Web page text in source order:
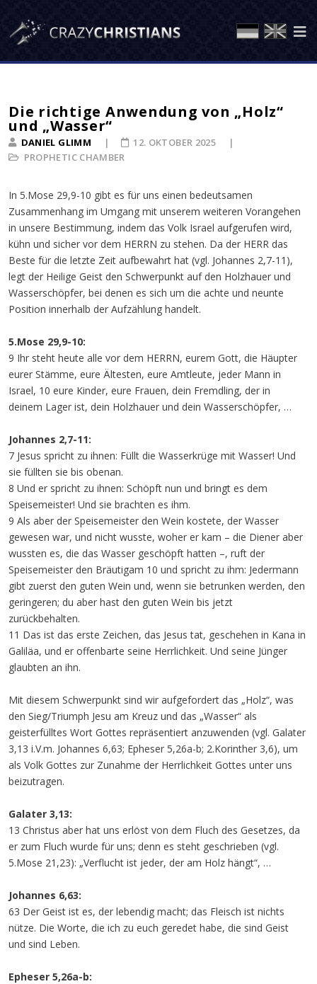
Die richtige Anwendung von „Holz“
und „Wasser“
DANIEL GLIMM
PROPHETIC CHAMBER
12. OKTOBER 2025
In 5.Mose 29,9-10 gibt es für uns einen bedeutsamen
Zusammenhang im Umgang mit unserem weiteren Vorangehen
in unsere Bestimmung, indem das Volk Israel aufgerufen wird,
kühn und sicher vor dem HERRN zu stehen. Da der HERR das
Beste für die letzte Zeit aufbewahrt hat (vgl. Johannes 2,7-11),
legt der Heilige Geist den Schwerpunkt auf den Holzhauer und
Wasserschöpfer, bei denen es sich um die achte und neunte
Position innerhalb der Aufzählung handelt.
5.Mose 29,9-10:
9 Ihr steht heute alle vor dem HERRN, eurem Gott, die Häupter
eurer Stämme, eure Ältesten, eure Amtleute, jeder Mann in
Israel, 10 eure Kinder, eure Frauen, dein Fremdling, der in
deinem Lager ist, dein Holzhauer und dein Wasserschöpfer, …
Johannes 2,7-11:
7 Jesus spricht zu ihnen: Füllt die Wasserkrüge mit Wasser! Und
sie füllten sie bis obenan.
8 Und er spricht zu ihnen: Schöpft nun und bringt es dem
Speisemeister! Und sie brachten es ihm.
9 Als aber der Speisemeister den Wein kostete, der Wasser
gewesen war, und nicht wusste, woher er kam – die Diener aber
wussten es, die das Wasser geschöpft hatten –, ruft der
Speisemeister den Bräutigam 10 und spricht zu ihm: Jedermann
gibt zuerst den guten Wein und, wenn sie betrunken werden, den
geringeren; du aber hast den guten Wein bis jetzt
zurückbehalten.
11 Das ist das erste Zeichen, das Jesus tat, geschehen in Kana in
Galiläa, und er offenbarte seine Herrlichkeit. Und seine Jünger
glaubten an ihn.
Mit diesem Schwerpunkt sind wir aufgefordert das „Holz“, was
den Sieg/Triumph Jesu am Kreuz und das „Wasser“ als
geisterfülltes Wort Gottes repräsentiert anzuwenden (vgl. Galater
3,13 i.V.m. Johannes 6,63; Epheser 5,26a-b; 2.Korinther 3,6), um
als Volk Gottes zur Zunahme der Herrlichkeit Gottes unter uns
beizutragen.
Galater 3,13:
13 Christus aber hat uns erlöst von dem Fluch des Gesetzes, da
er zum Fluch wurde für uns; denn es steht geschrieben (vgl.
5.Mose 21,23): „Verflucht ist jeder, der am Holz hängt“, …
Johannes 6,63:
63 Der Geist ist es, der lebendig macht; das Fleisch ist nichts
nütze. Die Worte, die ich zu euch geredet habe, die sind Geist
und sind Leben.
Epheser 5,26a-b: